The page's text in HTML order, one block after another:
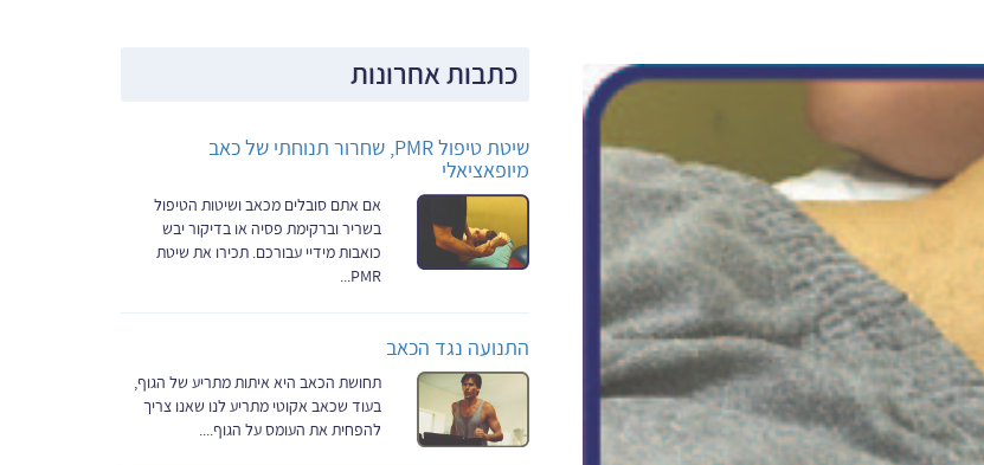
כתבות אחרונות
שיטת טיפול PMR, שחרור תנוחתי של כאב
מיופאציאלי
אם אתם סובלים מכאב ושיטות הטיפול
בשריר וברקימת פסיה או בדיקור יבש
כואבות מידיי עבורכם. תכירו את שיטת
PMR...
התנועה נגד הכאב
תחושת הכאב היא איתות מתריע של הגוף,
בעוד שכאב אקוטי מתריע לנו שאנו צריך
להפחית את העומס על הגוף....